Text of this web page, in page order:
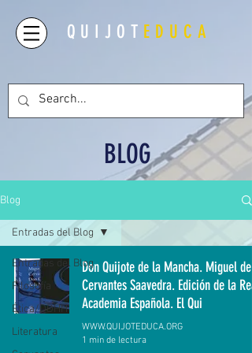
QUIJOT EDUCA
BLOG
Blog
Entradas del Blog
Filosofía
Ética/DDHH
Literatura
Entradas del Blog
Don Quijote de la Mancha. Miguel de
Cervantes Saavedra. Edición de la Real
Academia Española. El Qui
WWW.QUIJOTEDUCA.ORG
1 min de lectura